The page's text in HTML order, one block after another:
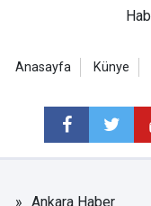
Anasayfa Künye
Ankara Haber